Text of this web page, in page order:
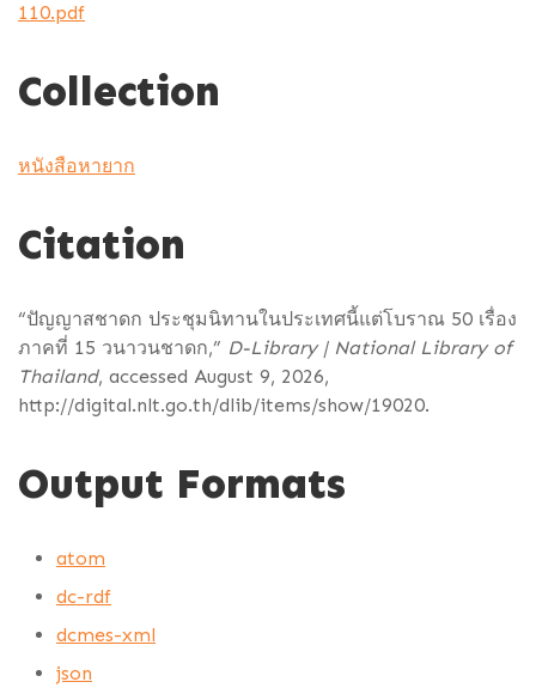
110.pdf
Collection
หนังสือหายาก
Citation
“ปัญญาสชาดก ประชุมนิทานในประเทศนี้แต่โบราณ 50 เรื่อง
ภาคที่ 15 วนาวนชาดก,” D-Library | National Library of
Thailand, accessed August 9, 2026,
http://digital.nlt.go.th/dlib/items/show/19020.
Output Formats
atom
dc-rdf
dcmes-xml
json